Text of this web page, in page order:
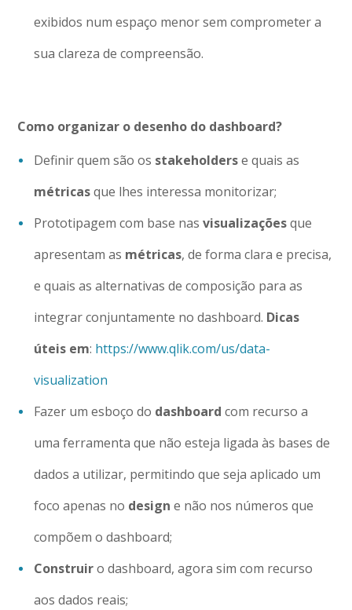
exibidos num espaço menor sem comprometer a
sua clareza de compreensão.
Como organizar o desenho do dashboard?
Definir quem são os stakeholderse quais as
métricasque lhes interessa monitorizar;
Prototipagem com base nasvisualizaçõesque
apresentam as métricas, de forma clara e precisa,
e quais as alternativas de composição para as
integrar conjuntamente no dashboard. Dicas
úteis em: https://www.qlik.com/us/data-
visualization
Fazer um esboço do dashboard com recurso a
uma ferramenta que não esteja ligada às bases de
dados a utilizar, permitindo que seja aplicado um
foco apenas no design e não nos números que
compõem o dashboard;
Construiro dashboard, agora sim com recurso
aos dados reais;